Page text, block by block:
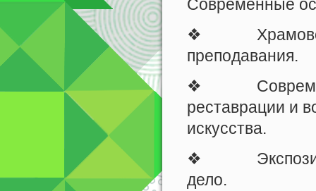
Современные
❖ Храмовое
преподавания.
❖
реставрации и
искусства.
❖
дело.